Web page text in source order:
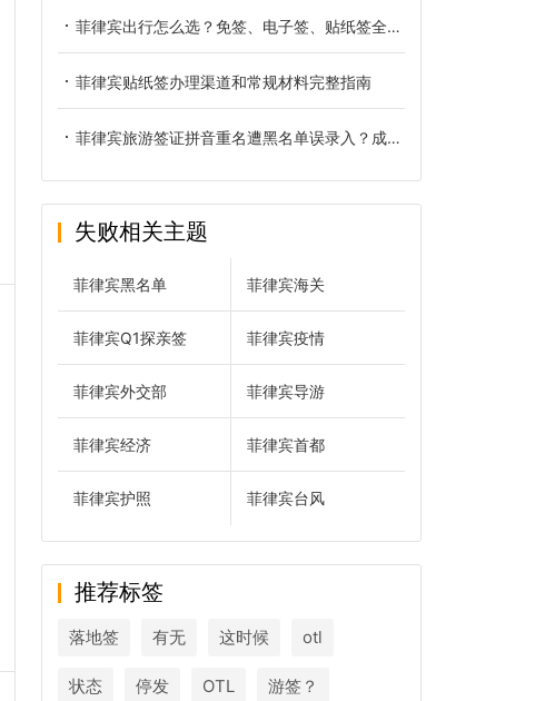
菲律宾出行怎么选？免签、电子签、贴纸签全方位对比
菲律宾贴纸签办理渠道和常规材料完整指南
菲律宾旅游签证拼音重名遭黑名单误录入？成因、核验与正规解决办法
失败相关主题
菲律宾黑名单 菲律宾海关
菲律宾Q1探亲签 菲律宾疫情
菲律宾外交部 菲律宾导游
菲律宾经济 菲律宾首都
菲律宾护照 菲律宾台风
推荐标签
落地签 有无 这时候 otl
状态 停发 OTL 游签？